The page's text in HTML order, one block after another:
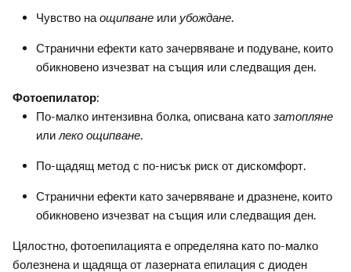
Чувство на ощипване или убождане.
Странични ефекти като зачервяване и подуване, които
обикновено изчезват на същия или следващия ден.
Фотоепилатор:
По-малко интензивна болка, описвана като затопляне
или леко ощипване.
По-щадящ метод с по-нисък риск от дискомфорт.
Странични ефекти като зачервяване и дразнене, които
обикновено изчезват на същия или следващия ден.
Цялостно, фотоепилацията е определяна като по-малко
болезнена и щадяща от лазерната епилация с диоден